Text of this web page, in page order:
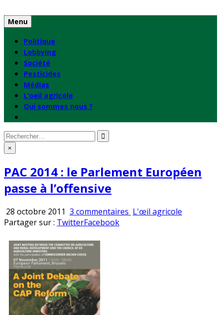
to
content
Menu
Politique
Lobbying
Société
Pesticides
Médias
L’oeil agricole
Qui sommes nous ?
Rechercher
: ×
PAC 2014 : le Parlement Européen
passe à l’offensive
28 octobre 2011 3 commentaires sur
Publié
L'œil agricole
Partager sur : TwitterFacebook